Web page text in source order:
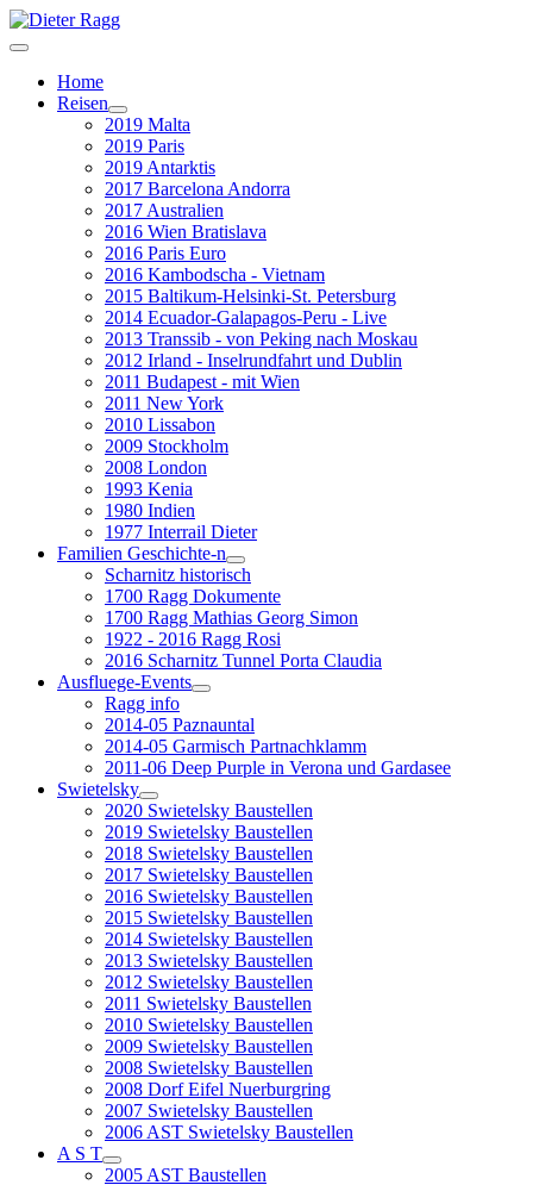
Home
Reisen
2019 Malta
2019 Paris
2019 Antarktis
2017 Barcelona Andorra
2017 Australien
2016 Wien Bratislava
2016 Paris Euro
2016 Kambodscha - Vietnam
2015 Baltikum-Helsinki-St. Petersburg
2014 Ecuador-Galapagos-Peru - Live
2013 Transsib - von Peking nach Moskau
2012 Irland - Inselrundfahrt und Dublin
2011 Budapest - mit Wien
2011 New York
2010 Lissabon
2009 Stockholm
2008 London
1993 Kenia
1980 Indien
1977 Interrail Dieter
Familien Geschichte-n
Scharnitz historisch
1700 Ragg Dokumente
1700 Ragg Mathias Georg Simon
1922 - 2016 Ragg Rosi
2016 Scharnitz Tunnel Porta Claudia
Ausfluege-Events
Ragg info
2014-05 Paznauntal
2014-05 Garmisch Partnachklamm
2011-06 Deep Purple in Verona und Gardasee
Swietelsky
2020 Swietelsky Baustellen
2019 Swietelsky Baustellen
2018 Swietelsky Baustellen
2017 Swietelsky Baustellen
2016 Swietelsky Baustellen
2015 Swietelsky Baustellen
2014 Swietelsky Baustellen
2013 Swietelsky Baustellen
2012 Swietelsky Baustellen
2011 Swietelsky Baustellen
2010 Swietelsky Baustellen
2009 Swietelsky Baustellen
2008 Swietelsky Baustellen
2008 Dorf Eifel Nuerburgring
2007 Swietelsky Baustellen
2006 AST Swietelsky Baustellen
A S T
2005 AST Baustellen